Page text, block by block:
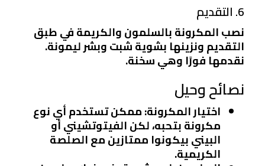
6. التقديم
نصب المكرونة بالسلمون والكريمة في طبق
التقديم ونزينها بشوية شبت وبشر ليمونة.
نقدمها فورًا وهي سخنة.
نصائح وحيل
اختيار المكرونة: ممكن تستخدم أي نوع
مكرونة بتحبه، لكن الفيتوتشيني أو
البيني بيكونوا ممتازين مع الصلصة
الكريمية.